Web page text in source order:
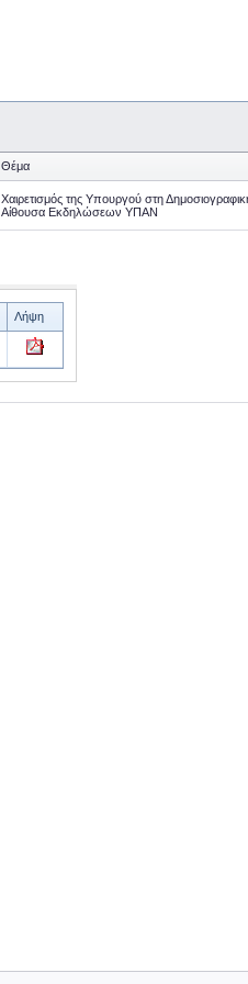
Θέμα
Χαιρετισμός της Υπουργού στη
Αίθουσα Εκδηλώσεων ΥΠΑΝ
Λήψη